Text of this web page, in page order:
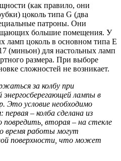
(как правило, они
цоколь типа G (два
патроны. Они
большие помещения. У
ламп цоколь в основном типа Е
(миньон) для настольных ламп
размера. При выборе
сложностей не возникает.
за колбу при
энергосберегающей лампы в
Это условие необходимо
– колба сделана из
вторая – на стекле
время работы могут
поверхности, что может